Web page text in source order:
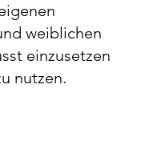
weiblichen
einzusetzen
nutzen.